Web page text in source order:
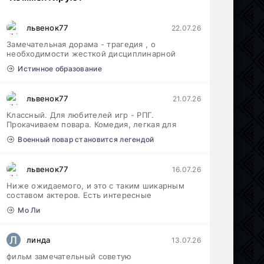
львенок77 22.07.26
Замечательная дорама - трагедия , о
необходимости жесткой дисциплинарной
Истинное образование
львенок77 21.07.26
Классный. Для любителей игр - РПГ.
Прокачиваем повара. Комедия, легкая для
Военный повар становится легендой
львенок77 16.07.26
Ниже ожидаемого, и это с таким шикарным
составом актеров. Есть интересные
Мо Ли
Л линда 13.07.26
фильм замечательный советую